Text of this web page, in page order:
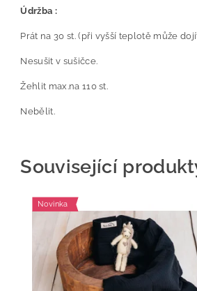
Údržba :
Prát na 30 st. (při vyšší teplotě může
Nesušit v sušičce.
Žehlit max.na 110 st.
Nebělit.
Související
Novinka